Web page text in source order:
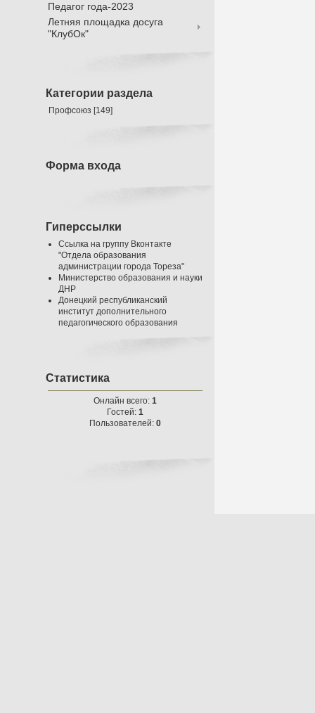
Педагог года-2023
Летняя площадка досуга
"КлубОк"
Категории раздела
Профсоюз [149]
Форма входа
Гиперссылки
Ссылка на группу Вконтакте
"Отдела образования
администрации города Тореза"
Министерство образования и науки
ДНР
Донецкий республиканский
институт дополнительного
педагогического образования
Статистика
Онлайн всего: 1
Гостей: 1
Пользователей: 0